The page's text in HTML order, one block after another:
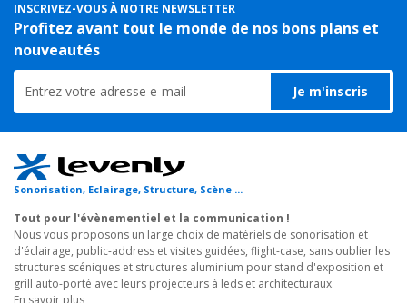
structure alu professionnelle. Les manchons CCS6 assurent un
alignement précis des poutres et une transmission optimale des
charges entre les éléments. Le verrouillage par goupilles
coniques garantit la stabilité de l'ensemble, même sous
contrainte. Compatible avec les séries X30V, X30D et H30V, ce
kit s'adapte aussi bien aux structures triangulaires que carrées.
Utilisations et applications :
Assemblage de grills techniques pour spectacles et
événements
Montage de structures autoportantes pour stands
d'exposition
Raccordement de poutres sur portiques lumière
Installations scéniques pour collectivités et prestataires
En savoir plus
Prolyte
GOUPILLE CCS6-603, Goupille pour Structure Alu
Réf. 08009
En savoir plus
INSCRIVEZ-VOUS À NOTRE NEWSLETTER
Profitez avant tout le monde de nos bons plans et
nouveautés
Je m'inscris
Sonorisation, Eclairage, Structure, Scène ...
Tout pour l'évènementiel et la communication !
Nous vous proposons un large choix de matériels de sonorisation et
d'éclairage, public-address et visites guidées, flight-case, sans oublier les
structures scéniques et structures aluminium pour stand d'exposition et
grill auto-porté avec leurs projecteurs à leds et architecturaux.
En savoir plus